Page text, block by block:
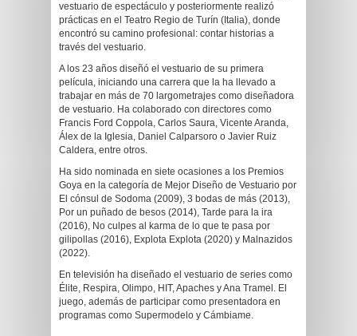
vestuario de espectáculo y posteriormente realizó
prácticas en el Teatro Regio de Turín (Italia), donde
encontró su camino profesional: contar historias a
través del vestuario.
A los 23 años diseñó el vestuario de su primera
película, iniciando una carrera que la ha llevado a
trabajar en más de 70 largometrajes como diseñadora
de vestuario. Ha colaborado con directores como
Francis Ford Coppola, Carlos Saura, Vicente Aranda,
Álex de la Iglesia, Daniel Calparsoro o Javier Ruiz
Caldera, entre otros.
Ha sido nominada en siete ocasiones a los Premios
Goya en la categoría de Mejor Diseño de Vestuario por
El cónsul de Sodoma (2009), 3 bodas de más (2013),
Por un puñado de besos (2014), Tarde para la ira
(2016), No culpes al karma de lo que te pasa por
gilipollas (2016), Explota Explota (2020) y Malnazidos
(2022).
En televisión ha diseñado el vestuario de series como
Élite, Respira, Olimpo, HIT, Apaches y Ana Tramel. El
juego, además de participar como presentadora en
programas como Supermodelo y Cámbiame.